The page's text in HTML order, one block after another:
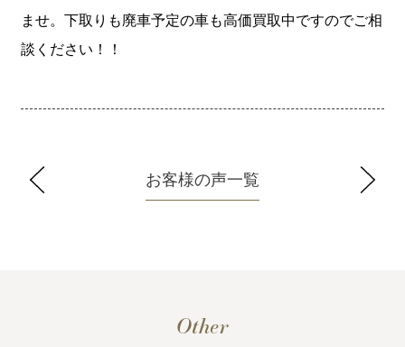
ませ。下取りも廃車予定の車も高価買取中ですのでご相
談ください！！
お客様の声一覧
Other